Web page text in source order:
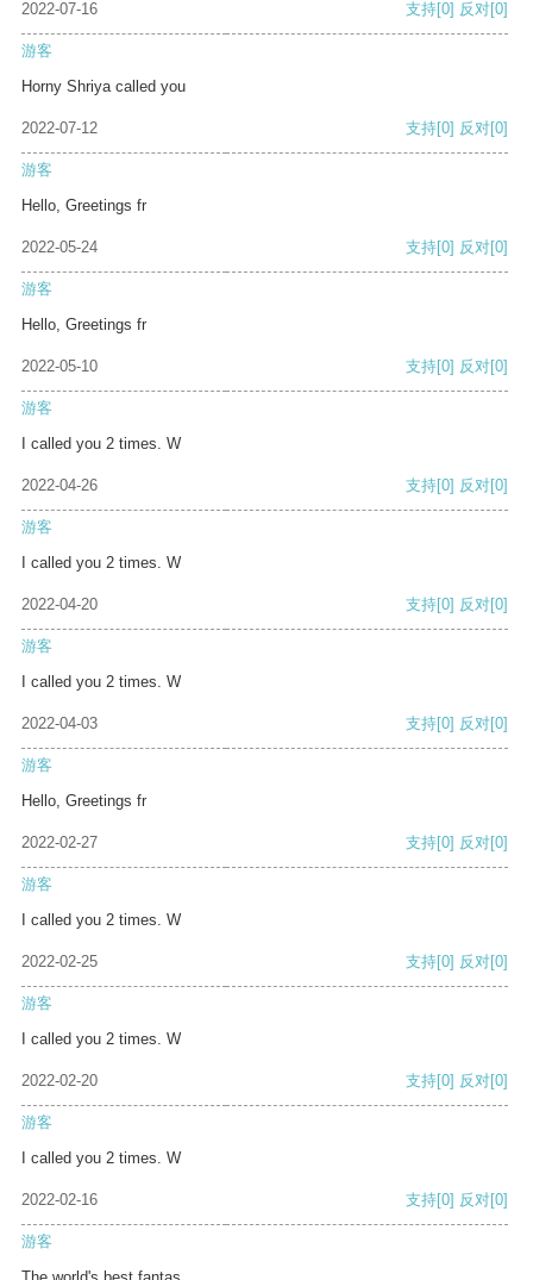
2022-07-16 支持[0] 反对[0]
游客
Horny Shriya called you
2022-07-12 支持[0] 反对[0]
游客
Hello, Greetings fr
2022-05-24 支持[0] 反对[0]
游客
Hello, Greetings fr
2022-05-10 支持[0] 反对[0]
游客
I called you 2 times. W
2022-04-26 支持[0] 反对[0]
游客
I called you 2 times. W
2022-04-20 支持[0] 反对[0]
游客
I called you 2 times. W
2022-04-03 支持[0] 反对[0]
游客
Hello, Greetings fr
2022-02-27 支持[0] 反对[0]
游客
I called you 2 times. W
2022-02-25 支持[0] 反对[0]
游客
I called you 2 times. W
2022-02-20 支持[0] 反对[0]
游客
I called you 2 times. W
2022-02-16 支持[0] 反对[0]
游客